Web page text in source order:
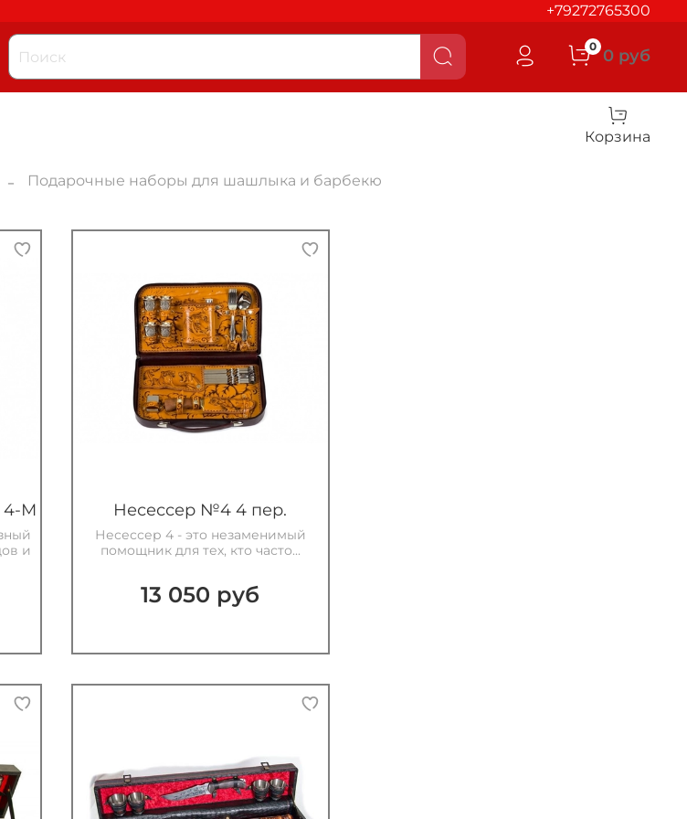
+79272765300
0 0 руб
Корзина
Подарочные наборы для шашлыка и барбекю
4-М
и
Несессер №4 4 пер.
Несессер 4 - это незаменимый
помощник для тех, кто часто...
13 050 руб